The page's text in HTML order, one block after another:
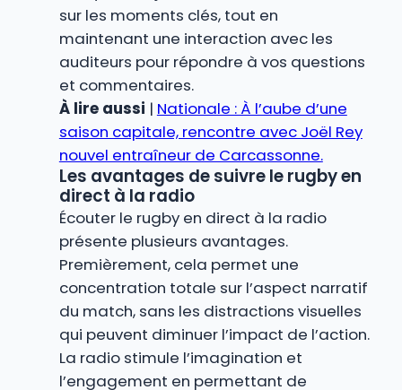
sur les moments clés, tout en
maintenant une interaction avec les
auditeurs pour répondre à vos questions
et commentaires.
À lire aussi | Nationale : À l’aube d’une
saison capitale, rencontre avec Joël Rey
nouvel entraîneur de Carcassonne.
Les avantages de suivre le rugby en
direct à la radio
Écouter le rugby en direct à la radio
présente plusieurs avantages.
Premièrement, cela permet une
concentration totale sur l’aspect narratif
du match, sans les distractions visuelles
qui peuvent diminuer l’impact de l’action.
La radio stimule l’imagination et
l’engagement en permettant de